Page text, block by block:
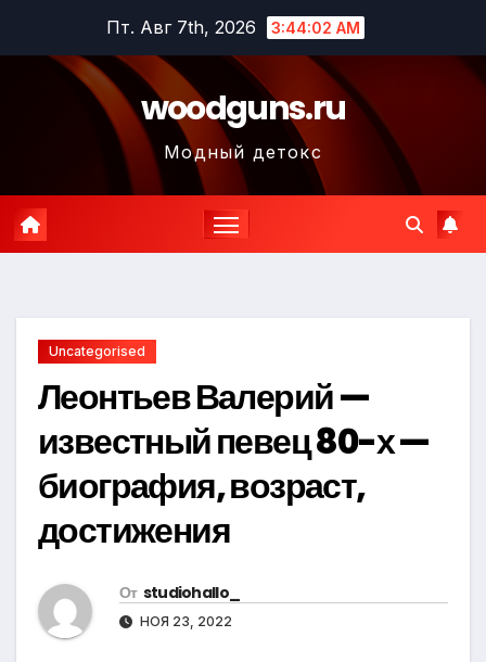
содержимому
Пт. Авг 7th, 2026 3:44:04 AM
woodguns.ru
Модный детокс
Uncategorised
Леонтьев Валерий —
известный певец 80-х —
биография, возраст,
достижения
От studiohallo_
НОЯ 23, 2022